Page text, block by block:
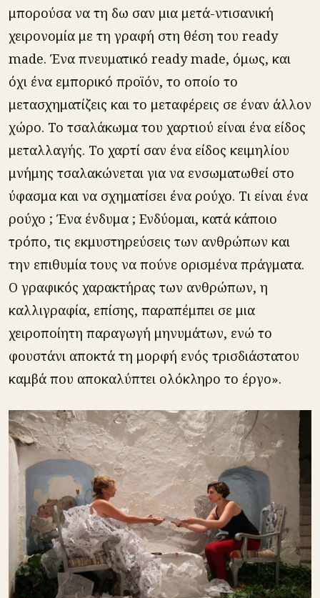
μπορούσα να τη δω σαν μια μετά-ντισανική
χειρονομία με τη γραφή στη θέση του ready
made. Ένα πνευματικό ready made, όμως, και
όχι ένα εμπορικό προϊόν, το οποίο το
μετασχηματίζεις και το μεταφέρεις σε έναν άλλον
χώρο. Το τσαλάκωμα του χαρτιού είναι ένα είδος
μεταλλαγής. Το χαρτί σαν ένα είδος κειμηλίου
μνήμης τσαλακώνεται για να ενσωματωθεί στο
ύφασμα και να σχηματίσει ένα ρούχο. Τι είναι ένα
ρούχο ; Ένα ένδυμα ; Ενδύομαι, κατά κάποιο
τρόπο, τις εκμυστηρεύσεις των ανθρώπων και
την επιθυμία τους να πούνε ορισμένα πράγματα.
Ο γραφικός χαρακτήρας των ανθρώπων, η
καλλιγραφία, επίσης, παραπέμπει σε μια
χειροποίητη παραγωγή μηνυμάτων, ενώ το
φουστάνι αποκτά τη μορφή ενός τρισδιάστατου
καμβά που αποκαλύπτει ολόκληρο το έργο».